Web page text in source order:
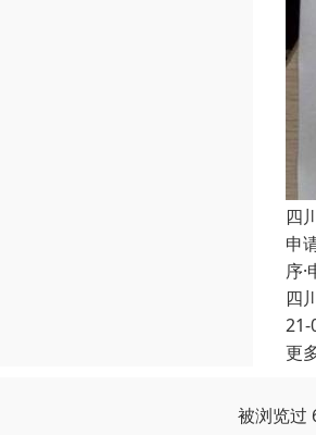
四
申
序
四
21-
更
被浏览过